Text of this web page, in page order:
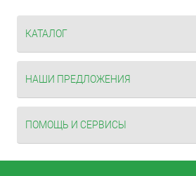
КАТАЛОГ
НАШИ ПРЕДЛОЖЕНИЯ
ПОМОЩЬ И СЕРВИСЫ